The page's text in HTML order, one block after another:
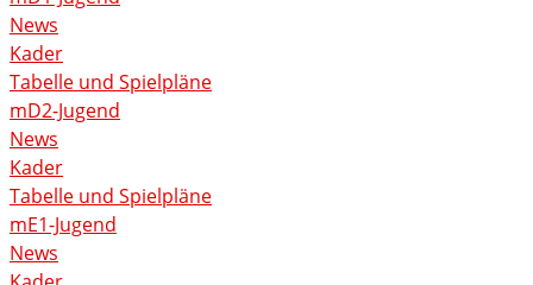
News
Kader
Tabelle und Spielpläne
mD2-Jugend
News
Kader
Tabelle und Spielpläne
mE1-Jugend
News